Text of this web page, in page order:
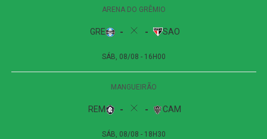
finalização, porém, explodiu no travessão e quase
Apesar das tentativas das duas equipes na etapa final, o